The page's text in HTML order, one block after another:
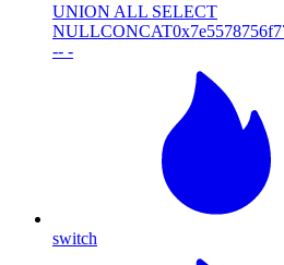
UNION ALL SELECT
-- -
switch